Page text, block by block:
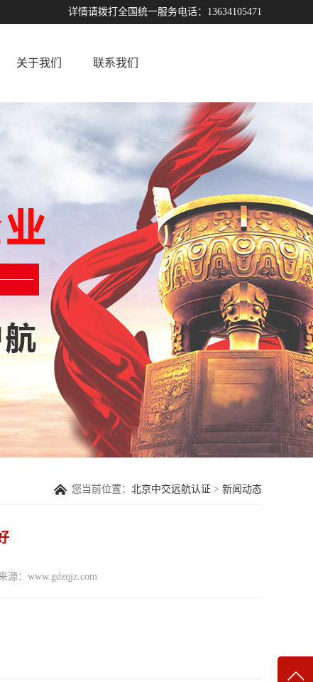
详情请拨打全国统一服务电话：13634105471
关于我们 联系我们
您当前位置： 北京中交远航认证 > 新闻动态
源：www.gdzqjz.com